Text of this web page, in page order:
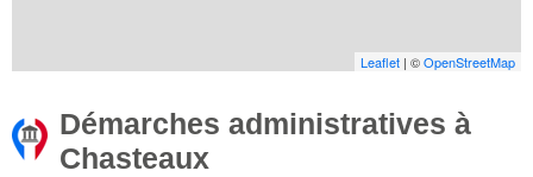
Leaflet | ©OpenStreetMap
Démarches administratives à
Chasteaux